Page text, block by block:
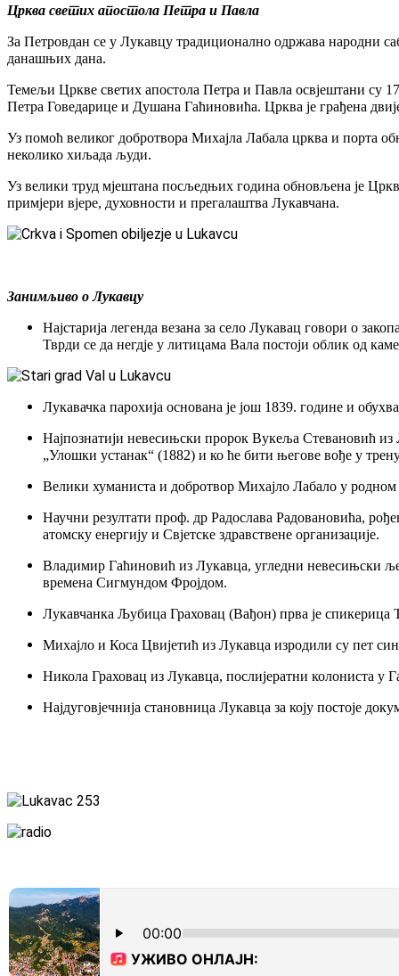
Црква светих апостола Петра и Павла
За Петровдан се у Лукавцу традиционално одржава народни
данашњих дана.
Темељи Цркве светих апостола Петра и Павла освјештани су
Петра Говедарице и Душана Гаћиновића. Црква је грађена
Уз помоћ великог добротвора Михајла Лабала црква и порта
неколико хиљада људи.
Уз велики труд мјештана посљедњих година обновљена је
примјери вјере, духовности и прегалаштва Лукавчана.
Занимљиво о Лукавцу
Најстарија легенда везана за село Лукавац говори о
Тврди се да негдје у литицама Вала постоји облик од
Лукавачка парохија основана је joш 1839. године и
Најпознатији невесињски пророк Вукеља Стевановић из
„Улошки устанак“ (1882) и ко ће бити његове вође у
Велики хуманиста и добротвор Михајло Лабало у
Научни резултати проф. др Радослава Радовановића,
атомску енергију и Свјетске здравствене организације.
Владимир Гаћиновић из Лукавца, угледни невесињски
времена Сигмундом Фројдом.
Лукавчанка Љубица Граховац (Вађон) прва је спикерица
Михајло и Коса Цвијетић из Лукавца изродили су пет
Никола Граховац из Лукавца, послијератни колониста у
Најдуговјечнија становница Лукавца за коју постоје